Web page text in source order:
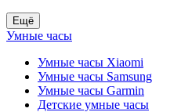
Ещё
Умные часы
Умные часы Xiaomi
Умные часы Samsung
Умные часы Garmin
Детские умные часы